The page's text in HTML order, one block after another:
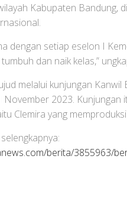
Kabupaten Bandung,
dengan setiap eselon I
dan naik kelas,”
melalui kunjungan
November 2023.
Clemira yang
berita/3855963/